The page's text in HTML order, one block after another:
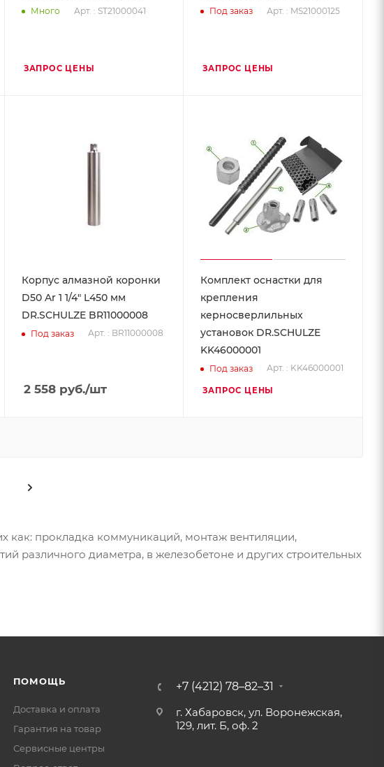
Много Арт. : ST21000041
ЗАПРОС ЦЕНЫ
Под заказ Арт. : MS21000125
ЗАПРОС ЦЕНЫ
Корпус алмазной коронки
D50 Ar 1 1/4" L450 мм
DR.SCHULZE BR11000008
Под заказ Арт. : BR11000008
2 558руб./шт
Комплект оснастки для
крепления
керносверлильных
установок DR.SCHULZE
KK46000001
Под заказ Арт. : KK46000001
ЗАПРОС ЦЕНЫ
как: прокладка коммуникаций, монтаж вентиляции,
различного диаметра, в железобетоне и других строительных
ПОМОЩЬ
Доставка и оплата
Гарантия на товар
Сервисные центры
+7 (4212) 78–82–31
г. Хабаровск, ул. Воронежская,
129, лит. Б, оф. 2